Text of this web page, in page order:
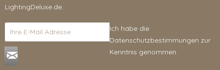
LightingDeluxe.de.
Ich habe die
Datenschutzbestimmungen zur
Kenntnis genommen.